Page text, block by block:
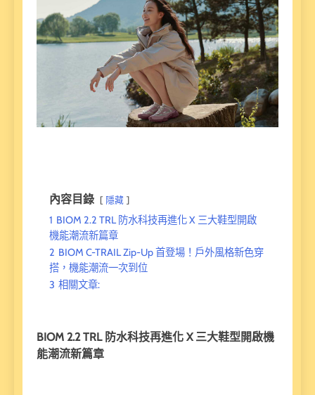
內容目錄 隱藏
1 BIOM 2.2 TRL 防水科技再進化 X 三大鞋型開啟
機能潮流新篇章
2 BIOM C-TRAIL Zip-Up 首登場！戶外風格新色穿
搭，機能潮流一次到位
3 相關文章:
BIOM 2.2 TRL 防水科技再進化 X 三大鞋型開啟機
能潮流新篇章